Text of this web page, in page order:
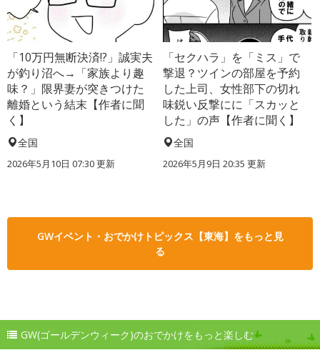
「10万円無断決済!?」誠実夫
が釣り沼へ→「家族より趣
味？」限界妻が突きつけた
離婚という結末【作者に聞
く】
全国
2026年5月10日 07:30 更新
「セクハラ」を「ミス」で
撃退？ツインの部屋を予約
した上司、女性部下の切れ
味鋭い反撃にに「スカッと
した」の声【作者に聞く】
全国
2026年5月9日 20:35 更新
GWイベント・おでかけトピックス【東海】をもっと見
る
GW(ゴールデンウィーク)のおでかけをもっと楽しむ